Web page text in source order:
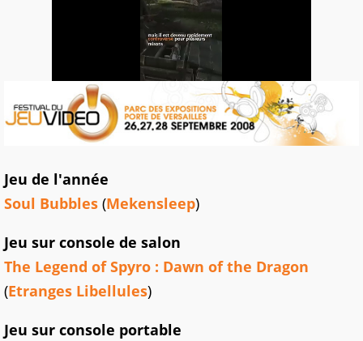
Jeu de l'année
Soul Bubbles (Mekensleep)
Jeu sur console de salon
The Legend of Spyro : Dawn of the Dragon
(Etranges Libellules)
Jeu sur console portable